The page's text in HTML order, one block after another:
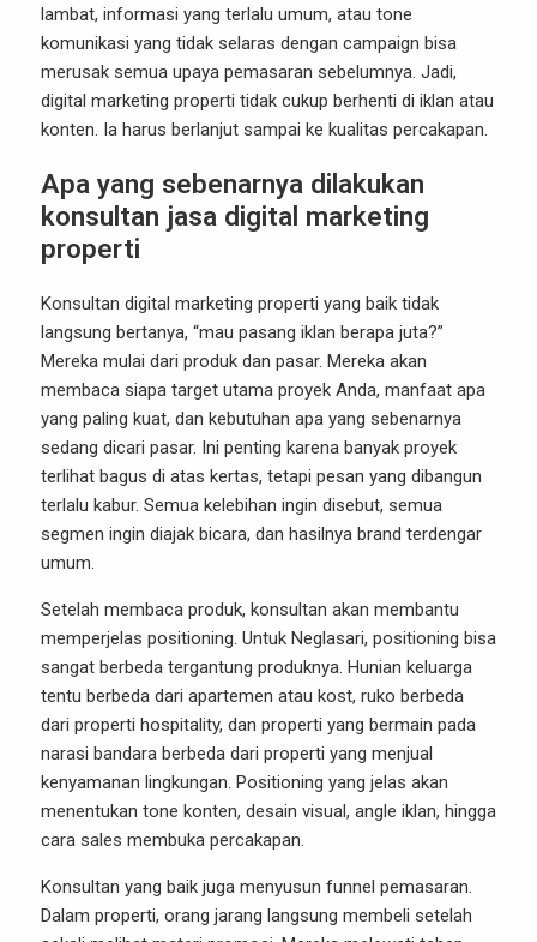
lambat, informasi yang terlalu umum, atau tone
komunikasi yang tidak selaras dengan campaign bisa
merusak semua upaya pemasaran sebelumnya. Jadi,
digital marketing properti tidak cukup berhenti di iklan atau
konten. Ia harus berlanjut sampai ke kualitas percakapan.
Apa yang sebenarnya dilakukan
konsultan jasa digital marketing
properti
Konsultan digital marketing properti yang baik tidak
langsung bertanya, “mau pasang iklan berapa juta?”
Mereka mulai dari produk dan pasar. Mereka akan
membaca siapa target utama proyek Anda, manfaat apa
yang paling kuat, dan kebutuhan apa yang sebenarnya
sedang dicari pasar. Ini penting karena banyak proyek
terlihat bagus di atas kertas, tetapi pesan yang dibangun
terlalu kabur. Semua kelebihan ingin disebut, semua
segmen ingin diajak bicara, dan hasilnya brand terdengar
umum.
Setelah membaca produk, konsultan akan membantu
memperjelas positioning. Untuk Neglasari, positioning bisa
sangat berbeda tergantung produknya. Hunian keluarga
tentu berbeda dari apartemen atau kost, ruko berbeda
dari properti hospitality, dan properti yang bermain pada
narasi bandara berbeda dari properti yang menjual
kenyamanan lingkungan. Positioning yang jelas akan
menentukan tone konten, desain visual, angle iklan, hingga
cara sales membuka percakapan.
Konsultan yang baik juga menyusun funnel pemasaran.
Dalam properti, orang jarang langsung membeli setelah